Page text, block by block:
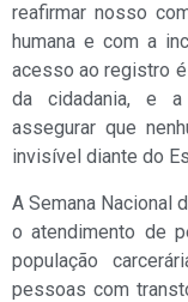
reafirmar nosso
humana e com a
acesso ao registro
da cidadania, e a
assegurar que
invisível diante do
A Semana Nacional
o atendimento de
população
pessoas com